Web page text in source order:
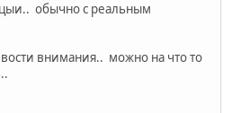
обычно с реальным
внимания.. можно на что то